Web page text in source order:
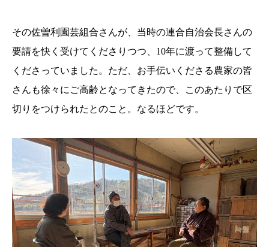
その佐曽利園芸組合さんが、当時の連合自治会長さんの
要請を快く受けてくださりつつ、10年に渡って整備して
くださっていました。ただ、お手伝いくださる農家の皆
さんも徐々にご高齢となってきたので、このあたりで区
切りをつけられたとのこと。なるほどです。